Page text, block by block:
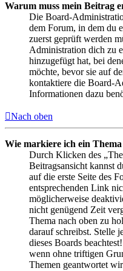
Warum muss mein Beitrag
Die Board-
dem Forum, in dem du
zuerst geprüft werden
Administration dich zu
hinzugefügt hat, bei
möchte, bevor sie auf
kontaktiere die Board-
Informationen dazu
Nach oben
Wie markiere ich ein Thema
Durch Klicken des
Beitragsansicht kannst
auf die erste Seite des
entsprechenden Link
möglicherweise
nicht genügend Zeit
Thema nach oben zu
darauf schreibst. Stelle
dieses Boards
wenn ohne triftigen
Themen geantwortet